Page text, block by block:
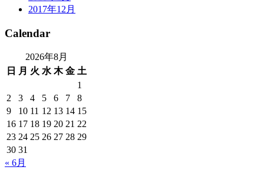
2017年12月
Calendar
2026年8月
日
月 火 水 木 金 土
1
2
3 4 5 6 7
8
9
10 11 12 13 14 15
16 17 18 19 20 21 22
23 24 25 26 27 28 29
30 31
« 6月